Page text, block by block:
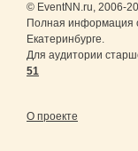
© EventNN.ru, 2006-
Полная информация
Екатеринбурге.
Для аудитории
51
О проекте